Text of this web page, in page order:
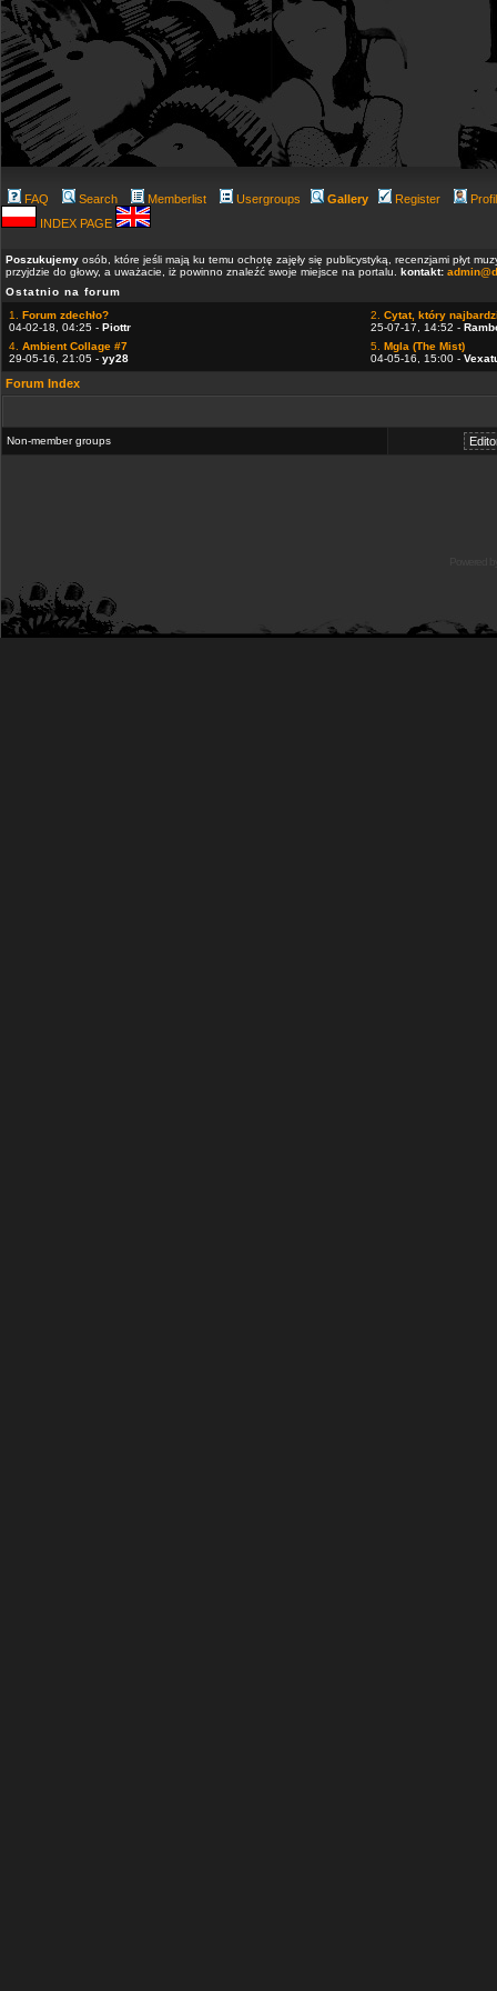
FAQ Search Memberlist Usergroups Gallery Register
INDEX PAGE
Poszukujemy osób, które jeśli mają ku temu ochotę zajęły się publicystyką, recenzjami płyt
przyjdzie do głowy, a uważacie, iż powinno znaleźć swoje miejsce na portalu. kontakt:
Ostatnio na forum
1. Forum zdechło?
04-02-18, 04:25 - Piottr
2. Cytat, który
25-07-17, 14:52 -
4. Ambient Collage #7
29-05-16, 21:05 - yy28
5. Mgla (The Mist)
04-05-16, 15:00 -
Forum Index
Non-member groups